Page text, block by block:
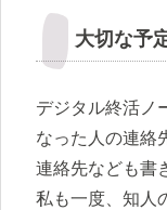
大切な予
デジタル終活ノ
なった人の連絡
連絡先なども書
私も一度、知人